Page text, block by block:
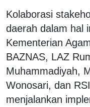
Kolaborasi
daerah dalam hal
Kementerian
BAZNAS, LAZ
Muhammadiyah,
Wonosari, dan
menjalankan